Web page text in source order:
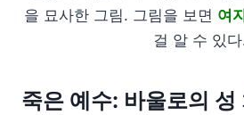
을 묘사한 그림. 그림을 보면 여
걸 알 수 있
죽은 예수: 바울로의 성